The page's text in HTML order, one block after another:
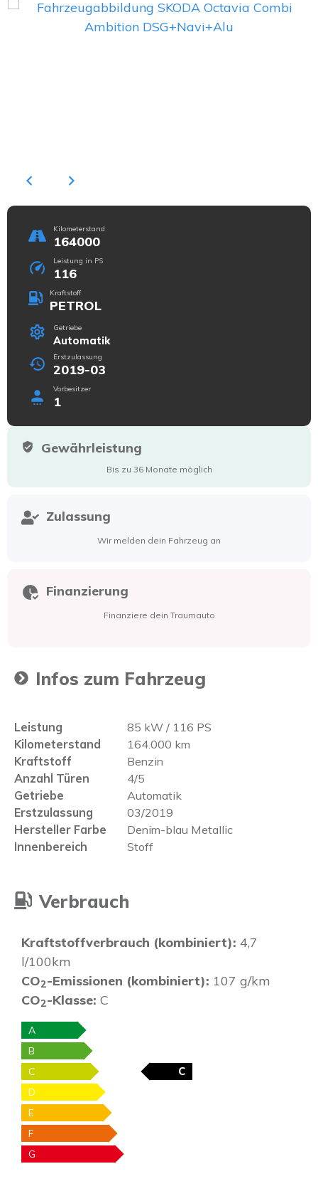
Kilometerstand
164000
Leistung in PS
116
Kraftstoff
PETROL
Getriebe
Automatik
Erstzulassung
2019-03
Vorbesitzer
1
Gewährleistung
Bis zu 36 Monate möglich
Zulassung
Wir melden dein Fahrzeug an
Finanzierung
Finanziere dein Traumauto
Infos zum Fahrzeug
Leistung
85 kW / 116 PS
Kilometerstand
164.000 km
Kraftstoff
Benzin
Anzahl Türen
4/5
Getriebe
Automatik
Erstzulassung
03/2019
Hersteller Farbe
Denim-blau Metallic
Innenbereich
Stoff
Verbrauch
Kraftstoffverbrauch (kombiniert): 4,7
l/100km
CO2-Emissionen (kombiniert): 107 g/km
CO2-Klasse: C
A
B
C
C
D
E
F
G